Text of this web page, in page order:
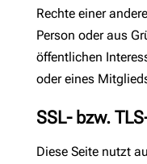
Rechte einer
Person oder aus
öffentlichen
oder eines
SSL- bzw.
Diese Seite nutzt